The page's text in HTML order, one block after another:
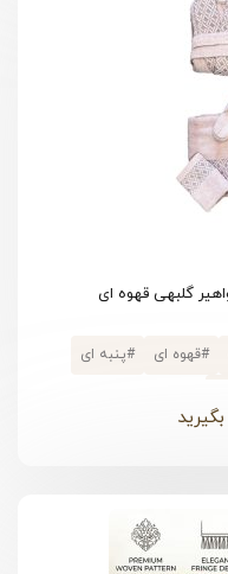
گلبهی قهوه ای
#قهوه ای #پنبه ای